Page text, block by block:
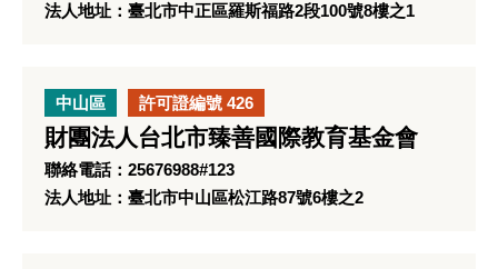
法人地址：臺北市中正區羅斯福路2段100號8樓之1
中山區 許可證編號 426
財團法人台北市臻善國際教育基金會
聯絡電話：25676988#123
法人地址：臺北市中山區松江路87號6樓之2